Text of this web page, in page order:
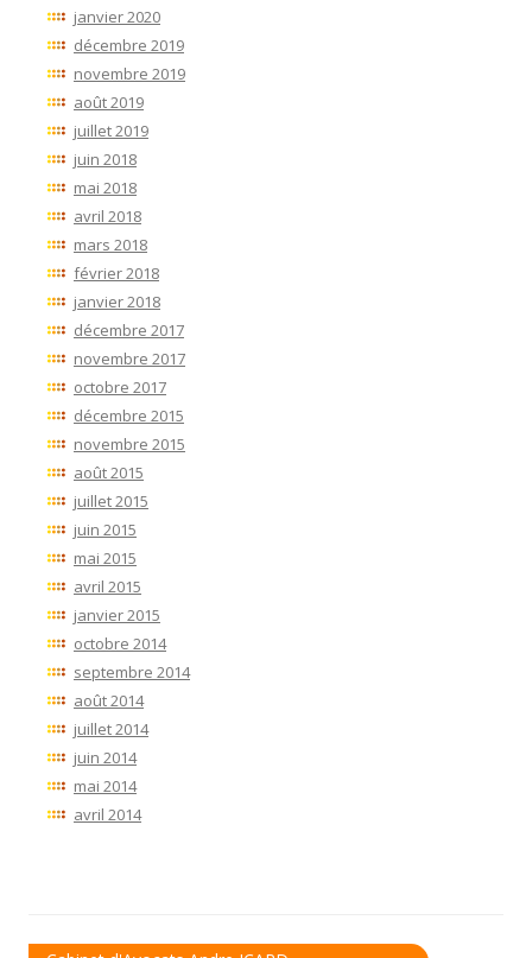
janvier 2020
décembre 2019
novembre 2019
août 2019
juillet 2019
juin 2018
mai 2018
avril 2018
mars 2018
février 2018
janvier 2018
décembre 2017
novembre 2017
octobre 2017
décembre 2015
novembre 2015
août 2015
juillet 2015
juin 2015
mai 2015
avril 2015
janvier 2015
octobre 2014
septembre 2014
août 2014
juillet 2014
juin 2014
mai 2014
avril 2014